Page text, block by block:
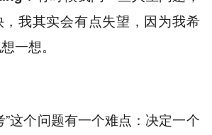
我其实会有点失望，因为我希
一想。
这个问题有一个难点： 决定一个